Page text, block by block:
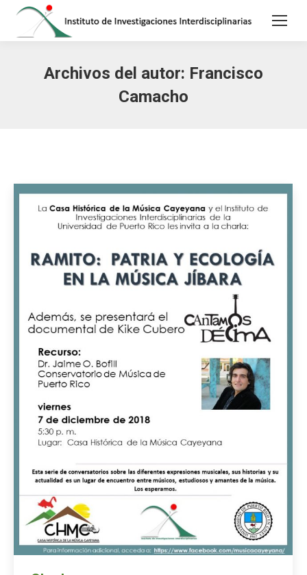
Archivos del autor: Francisco
Camacho